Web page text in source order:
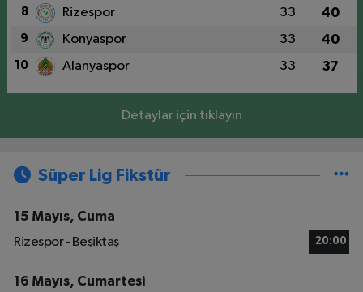
8 Rizespor 33 40
9 Konyaspor 33 40
10 Alanyaspor 33 37
Detaylar için tıklayın
Süper Lig Fikstür
15 Mayıs, Cuma
Rizespor - Beşiktaş
20:00
16 Mayıs, Cumartesi